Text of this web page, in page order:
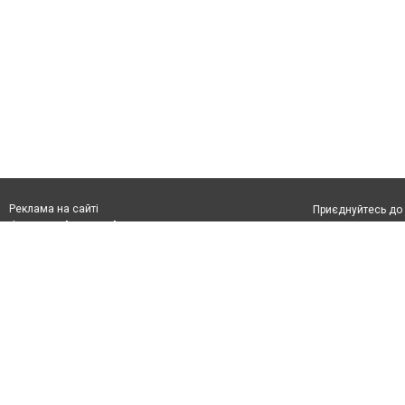
Реклама на сайті
Франшиза "CitySites"
Приєднуйтесь до